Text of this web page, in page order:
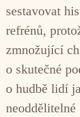
sestavovat
refrénů,
zmnožující
o skutečné
o hudbě lidí
neoddělitelné